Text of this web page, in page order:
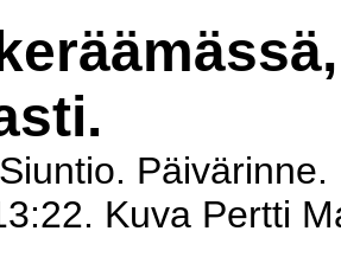
Päivärinne.
Kuva Pertti